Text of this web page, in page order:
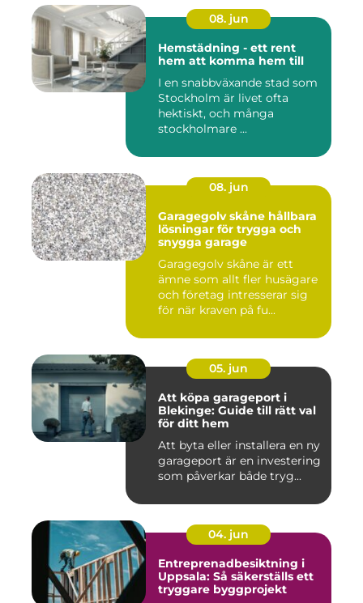
08. jun
Hemstädning - ett rent
hem att komma hem till
I en snabbväxande stad som
Stockholm är livet ofta
hektiskt, och många
stockholmare ...
08. jun
Garagegolv skåne hållbara
lösningar för trygga och
snygga garage
Garagegolv skåne är ett
ämne som allt fler husägare
och företag intresserar sig
för när kraven på fu...
05. jun
Att köpa garageport i
Blekinge: Guide till rätt val
för ditt hem
Att byta eller installera en ny
garageport är en investering
som påverkar både tryg...
04. jun
Entreprenadbesiktning i
Uppsala: Så säkerställs ett
tryggare byggprojekt